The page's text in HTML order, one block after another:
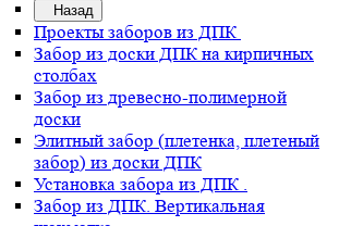
Назад
Проекты заборов из ДПК
Забор из доски ДПК на кирпичных
столбах
Забор из древесно-полимерной
доски
Элитный забор (плетенка, плетеный
забор) из доски ДПК
Установка забора из ДПК .
Забор из ДПК. Вертикальная